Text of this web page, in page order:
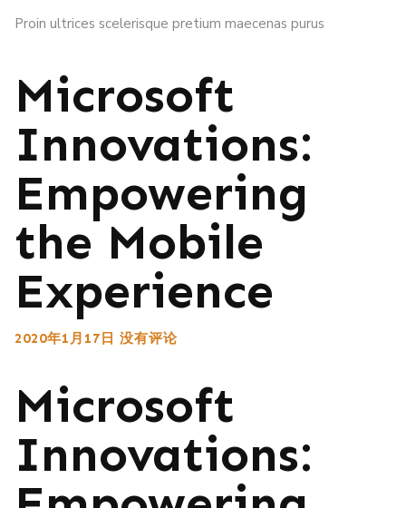
Proin ultrices scelerisque pretium maecenas purus
Microsoft
Innovations:
Empowering
the Mobile
Experience
2020年1月17日 没有评论
Microsoft
Innovations: